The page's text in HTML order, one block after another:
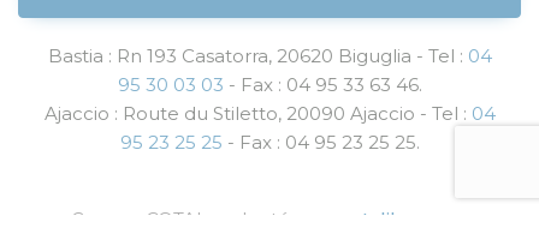
Bastia : Rn 193 Casatorra, 20620 Biguglia - Tel : 04
95 30 03 03 - Fax : 04 95 33 63 46.
Ajaccio : Route du Stiletto, 20090 Ajaccio - Tel : 04
95 23 25 25 - Fax : 04 95 23 25 25.
Groupe COTAL - adapté par
castalibre.com